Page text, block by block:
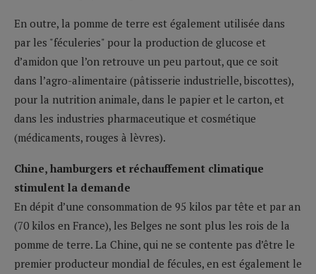
En outre, la pomme de terre est également utilisée dans
par les "féculeries" pour la production de glucose et
d’amidon que l’on retrouve un peu partout, que ce soit
dans l’agro-alimentaire (pâtisserie industrielle, biscottes),
pour la nutrition animale, dans le papier et le carton, et
dans les industries pharmaceutique et cosmétique
(médicaments, rouges à lèvres).
Chine, hamburgers et réchauffement climatique
stimulent la demande
En dépit d’une consommation de 95 kilos par tête et par an
(70 kilos en France), les Belges ne sont plus les rois de la
pomme de terre. La Chine, qui ne se contente pas d’être le
premier producteur mondial de fécules, en est également le